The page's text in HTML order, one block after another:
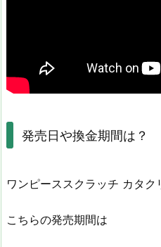
発売日や換金期間は？
ワンピーススクラッチ カタク
こちらの発売期間は